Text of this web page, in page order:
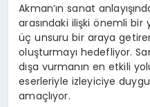
Akman’ın sanat
arasındaki ilişki önemli
üç unsuru bir araya
oluşturmayı hedefliyor.
dışa vurmanın en etkili
eserleriyle izleyiciye
amaçlıyor.